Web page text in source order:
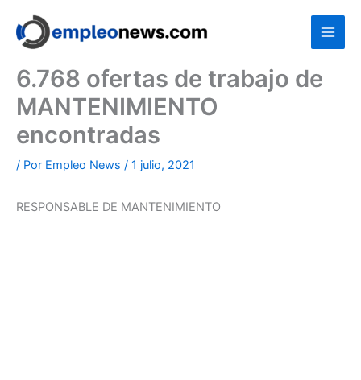
contenido
6.768 ofertas de trabajo de
MANTENIMIENTO
encontradas
/ Por Empleo News / 1 julio, 2021
RESPONSABLE DE MANTENIMIENTO